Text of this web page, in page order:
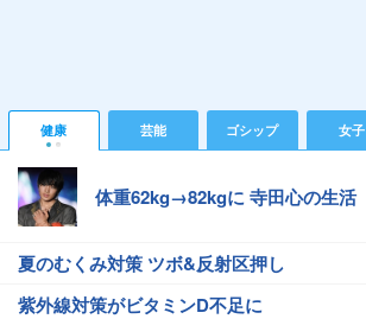
健康 芸能 ゴシップ 女子
体重62kg→82kgに 寺田心の生活
夏のむくみ対策 ツボ&反射区押し
紫外線対策がビタミンD不足に